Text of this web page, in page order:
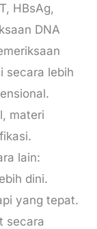
HBsAg,
DNA
secara lebih
materi
lain:
dini.
yang tepat.
secara